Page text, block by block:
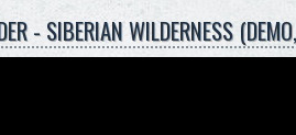
- SIBERIAN WILDERNESS